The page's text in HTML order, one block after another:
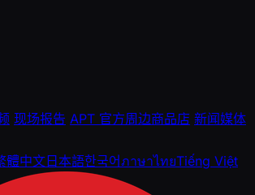
现场报告 APT 官方周边商品店 新闻媒体
體中文日本語한국어ภาษาไทยTiếng Việt